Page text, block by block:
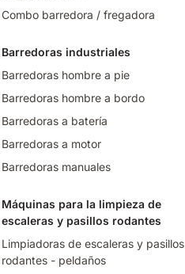
Combo barredora / fregadora
Barredoras industriales
Barredoras hombre a pie
Barredoras hombre a bordo
Barredoras a batería
Barredoras a motor
Barredoras manuales
Máquinas para la limpieza de
escaleras y pasillos rodantes
Limpiadoras de escaleras y pasillos
rodantes - peldaños